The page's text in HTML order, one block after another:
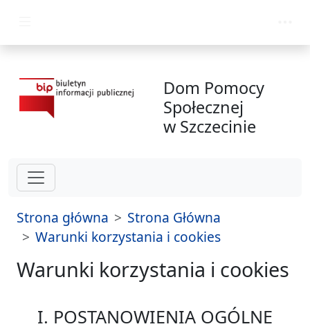
Dom Pomocy
Społecznej
w Szczecinie
Strona główna
Strona Główna
Warunki korzystania i cookies
Warunki korzystania i cookies
I. POSTANOWIENIA OGÓLNE